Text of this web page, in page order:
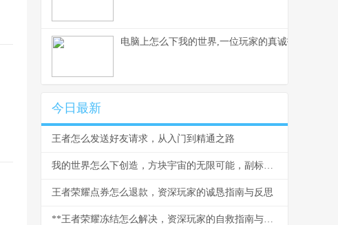
电脑上怎么下我的世界,一位玩家的真诚指南
今日最新
王者怎么发送好友请求，从入门到精通之路
我的世界怎么下创造，方块宇宙的无限可能，副标题，从生存到创造的思维跃迁
王者荣耀点券怎么退款，资深玩家的诚恳指南与反思
**王者荣耀冻结怎么解决，资深玩家的自救指南与防冻心得**